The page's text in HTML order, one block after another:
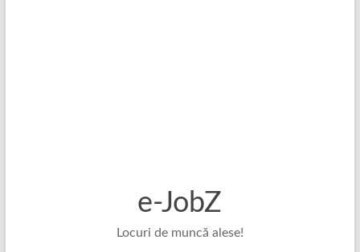
e-JobZ
Locuri de muncă alese!